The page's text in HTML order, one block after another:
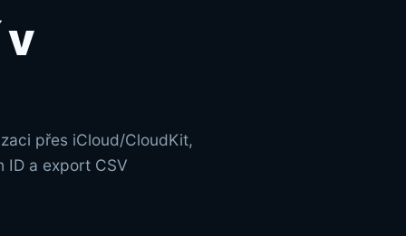
přes iCloud/CloudKit,
ID a export CSV